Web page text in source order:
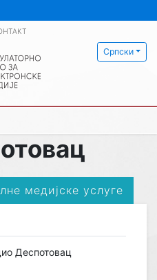
Српски
медијске услуге
Деспотовац